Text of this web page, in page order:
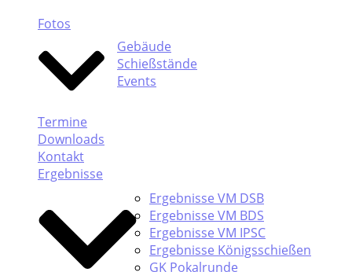
Fotos
Gebäude
Schießstände
Events
Termine
Downloads
Kontakt
Ergebnisse
Ergebnisse VM DSB
Ergebnisse VM BDS
Ergebnisse VM IPSC
Ergebnisse Königsschießen
GK Pokalrunde